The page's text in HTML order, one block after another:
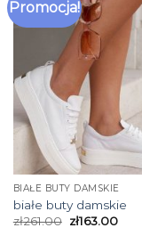
Promocja!
BIAŁE BUTY DAMSKIE
białe buty damskie
zł261.00 zł163.00